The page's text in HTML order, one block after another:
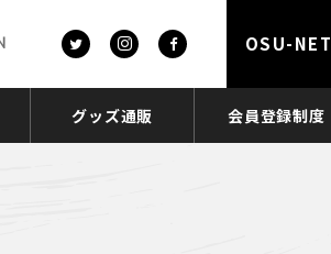
OSU-NET
グッズ通販 会員登録制度